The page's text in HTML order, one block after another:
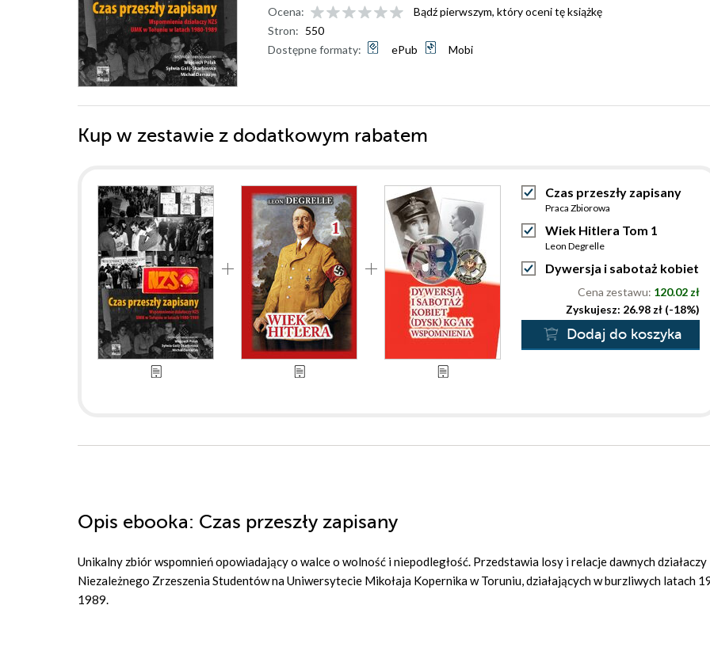
Ocena:
Bądź pierwszym, który oceni tę książkę
Stron: 550
Dostępne formaty:
ePub Mobi
Kup w zestawie z dodatkowym rabatem
Czas przeszły zapisany
Praca Zbiorowa
Wiek Hitlera Tom 1
Leon Degrelle
Dywersja i sabotaż kobiet
Cena zestawu: 120.02 zł
Zyskujesz: 26.98 zł (-18%)
Dodaj do koszyka
Opis ebooka: Czas przeszły zapisany
Unikalny zbiór wspomnień opowiadający o walce o wolność i niepodległość. Przedstawia losy i relacje dawnych działaczy
Niezależnego Zrzeszenia Studentów na Uniwersytecie Mikołaja Kopernika w Toruniu, działających w burzliwych latach
1989.